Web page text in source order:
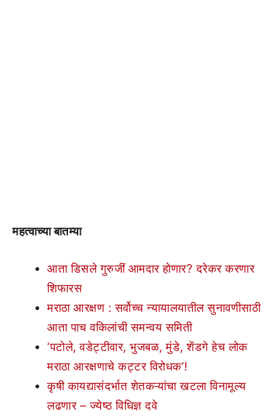
महत्वाच्या बातम्या
आता डिसले गुरुजीं आमदार होणार? दरेकर करणार
शिफारस
मराठा आरक्षण : सर्वोच्च न्यायालयातील सुनावणीसाठी
आता पाच वकिलांची समन्वय समिती
‘पटोले, वडेट्टीवार, भुजबळ, मुंडे, शेंडगे हेच लोक
मराठा आरक्षणाचे कट्टर विरोधक’!
कृषी कायद्यासंदर्भात शेतकऱ्यांचा खटला विनामूल्य
लढणार – ज्येष्ठ विधिज्ञ दवे